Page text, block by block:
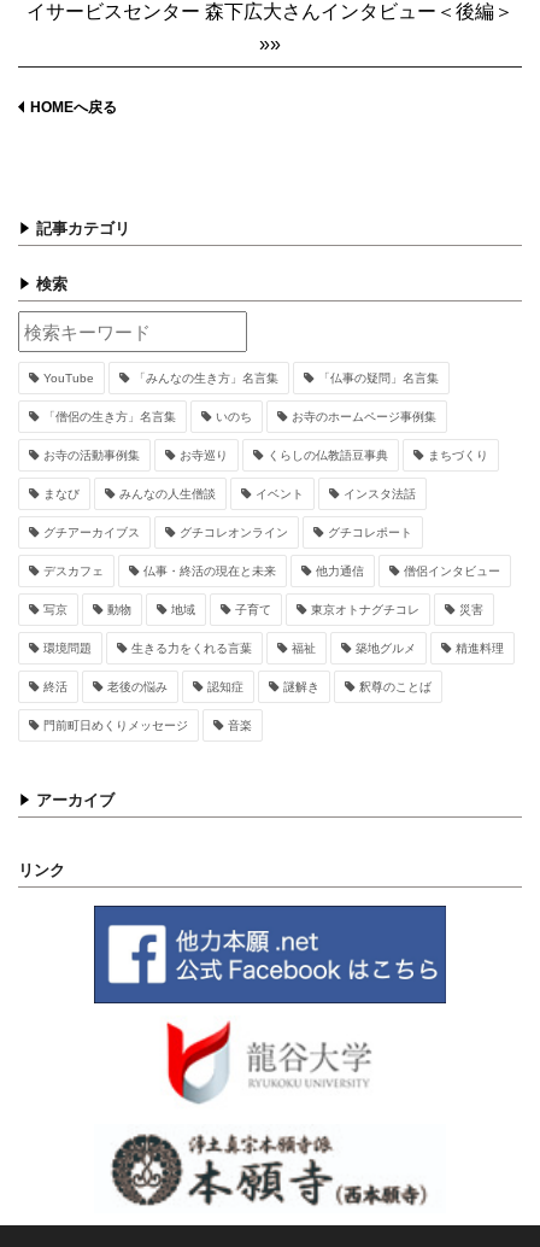
イサービスセンター 森下広大さんインタビュー＜後編＞
»»
HOMEへ戻る
記事カテゴリ
検索
YouTube 「みんなの生き方」名言集 「仏事の疑問」名言集
「僧侶の生き方」名言集 いのち お寺のホームページ事例集
お寺の活動事例集 お寺巡り くらしの仏教語豆事典 まちづくり
まなび みんなの人生僧談 イベント インスタ法話
グチアーカイブス グチコレオンライン グチコレポート
デスカフェ 仏事・終活の現在と未来 他力通信 僧侶インタビュー
写京 動物 地域 子育て 東京オトナグチコレ 災害
環境問題 生きる力をくれる言葉 福祉 築地グルメ 精進料理
終活 老後の悩み 認知症 謎解き 釈尊のことば
門前町日めくりメッセージ 音楽
アーカイブ
リンク